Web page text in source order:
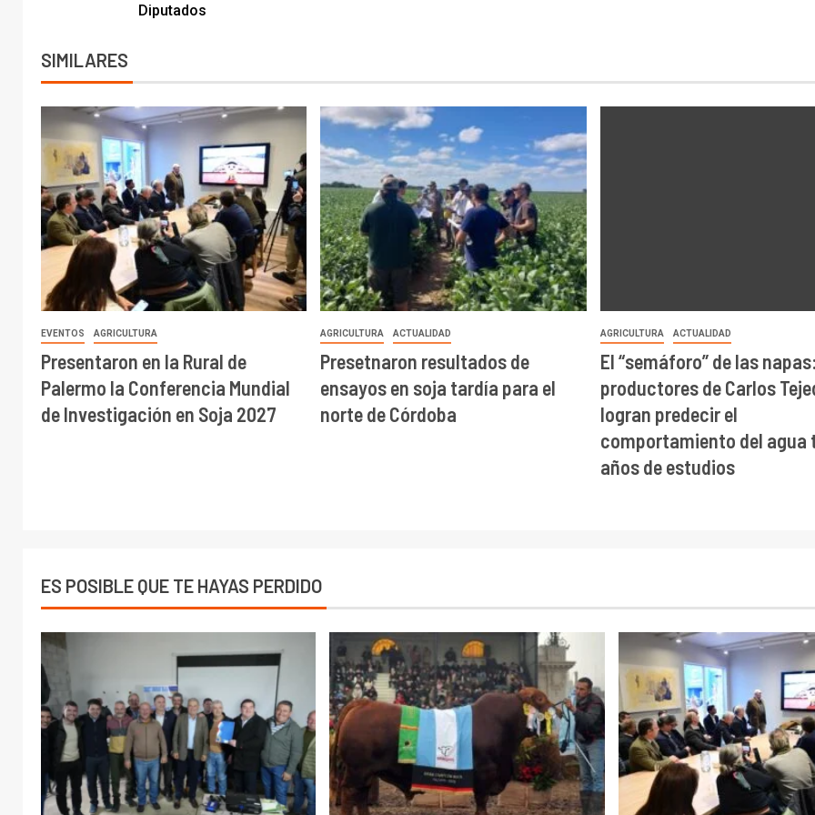
Diputados
SIMILARES
EVENTOS AGRICULTURA
Presentaron en la Rural de
Palermo la Conferencia Mundial
de Investigación en Soja 2027
AGRICULTURA ACTUALIDAD
Presetnaron resultados de
ensayos en soja tardía para el
norte de Córdoba
AGRICULTURA ACTUALIDAD
El “semáforo” de las napas:
productores de Carlos
logran predecir el
comportamiento del agua
años de estudios
ES POSIBLE QUE TE HAYAS PERDIDO